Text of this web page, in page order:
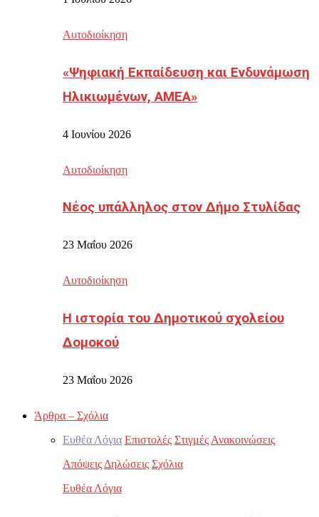
Αυτοδιοίκηση
«Ψηφιακή Εκπαίδευση και Ενδυνάμωση
Ηλικιωμένων, ΑΜΕΑ»
4 Ιουνίου 2026
Αυτοδιοίκηση
Νέος υπάλληλος στον Δήμο Στυλίδας
23 Μαΐου 2026
Αυτοδιοίκηση
Η ιστορία του Δημοτικού σχολείου
Δομοκού
23 Μαΐου 2026
Άρθρα – Σχόλια
Ευθέα Λόγια Επιστολές Στιγμές Ανακοινώσεις
Απόψεις Δηλώσεις Σχόλια
Ευθέα Λόγια